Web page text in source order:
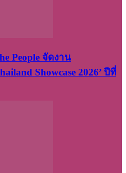
People จัดงาน
Showcase 2026’ ปีที่